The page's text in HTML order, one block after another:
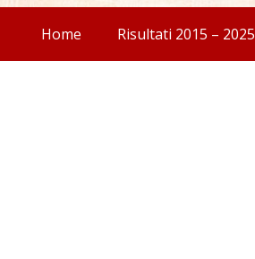
Home Risultati 2015 – 2025